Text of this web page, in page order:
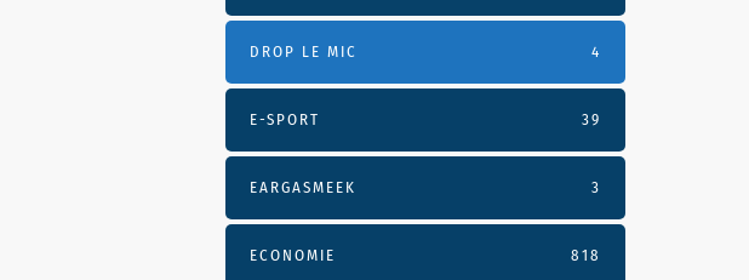
DROP LE MIC 4
E-SPORT 39
EARGASMEEK 3
ECONOMIE 818